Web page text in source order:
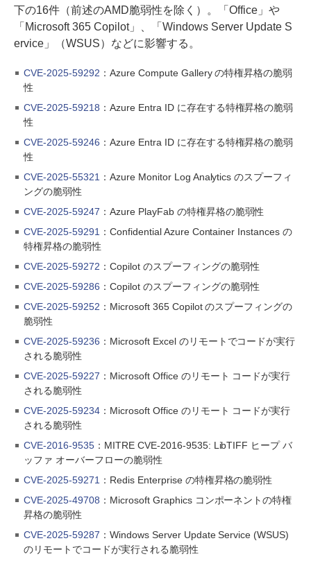
下の16件（前述のAMD脆弱性を除く）。「Office」や
「Microsoft 365 Copilot」、「Windows Server Update S
ervice」（WSUS）などに影響する。
CVE-2025-59292 ：Azure Compute Gallery の特権昇格の脆弱
性
CVE-2025-59218 ：Azure Entra ID に存在する特権昇格の脆弱
性
CVE-2025-59246 ：Azure Entra ID に存在する特権昇格の脆弱
性
CVE-2025-55321 ：Azure Monitor Log Analytics のスプーフィ
ングの脆弱性
CVE-2025-59247 ：Azure PlayFab の特権昇格の脆弱性
CVE-2025-59291 ：Confidential Azure Container Instances の
特権昇格の脆弱性
CVE-2025-59272 ：Copilot のスプーフィングの脆弱性
CVE-2025-59286 ：Copilot のスプーフィングの脆弱性
CVE-2025-59252 ：Microsoft 365 Copilot のスプーフィングの
脆弱性
CVE-2025-59236 ：Microsoft Excel のリモートでコードが実行
される脆弱性
CVE-2025-59227 ：Microsoft Office のリモート コードが実行
される脆弱性
CVE-2025-59234：Microsoft Office のリモート コードが実行
される脆弱性
CVE-2016-9535：MITRE CVE-2016-9535: LibTIFF ヒープ バ
ッファ オーバーフローの脆弱性
CVE-2025-59271 ：Redis Enterprise の特権昇格の脆弱性
CVE-2025-49708 ：Microsoft Graphics コンポーネントの特権
昇格の脆弱性
CVE-2025-59287 ：Windows Server Update Service (WSUS)
のリモートでコードが実行される脆弱性